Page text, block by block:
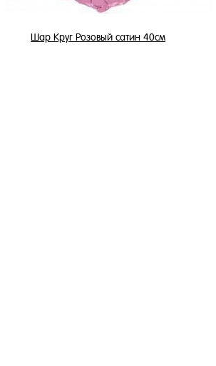
Шар Круг Розовый сатин 40см